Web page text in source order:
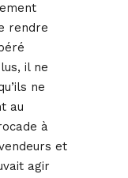
rendre
il ne
ne
au
à
et
agir